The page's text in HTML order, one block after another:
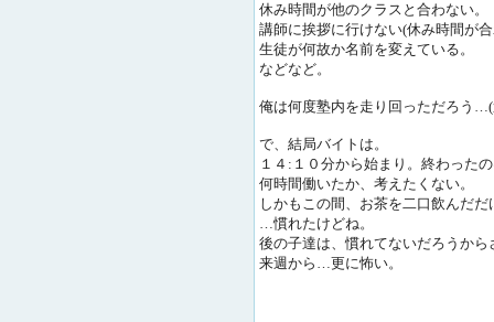
休み時間が他のクラスと合わない。
講師に挨拶に行けない(休み時間が
生徒が何故か名前を変えている。
などなど。
俺は何度塾内を走り回っただろう
で、結局バイトは。
１４:１０分から始まり。終わった
何時間働いたか、考えたくない。
しかもこの間、お茶を二口飲んだだ
…慣れたけどね。
後の子達は、慣れてないだろうか
来週から…更に怖い。